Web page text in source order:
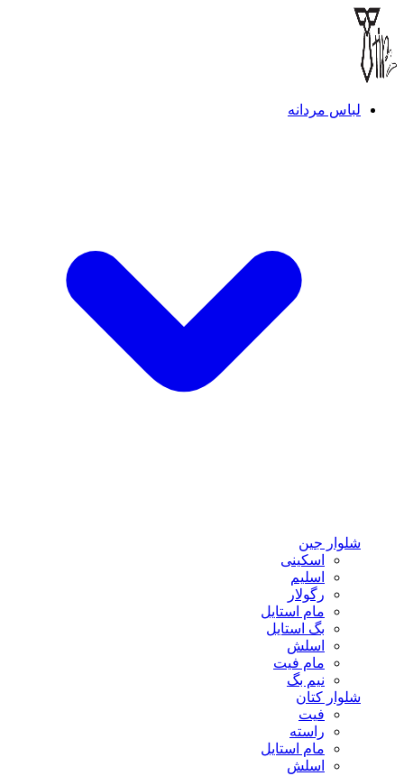
لباس مردانه
شلوار جین
اسکینی
اسلیم
رگولار
مام استایل
بگ استایل
اسلش
مام فیت
نیم بگ
شلوار کتان
فیت
راسته
مام استایل
اسلش